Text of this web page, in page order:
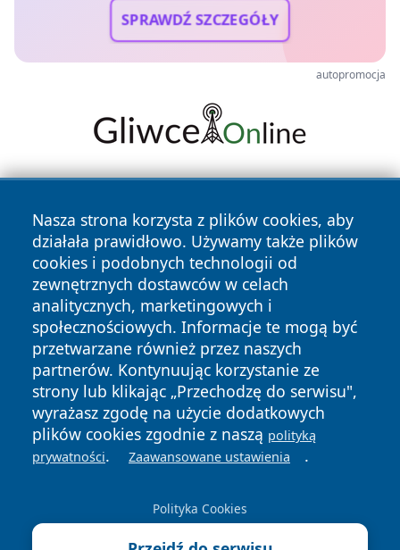
SPRAWDŹ SZCZEGÓŁY
autopromocja
Nasza strona korzysta z plików cookies, aby
działała prawidłowo. Używamy także plików
cookies i podobnych technologii od
zewnętrznych dostawców w celach
analitycznych, marketingowych i
społecznościowych. Informacje te mogą być
przetwarzane również przez naszych
partnerów. Kontynuując korzystanie ze
strony lub klikając „Przechodzę do serwisu",
wyrażasz zgodę na użycie dodatkowych
plików cookies zgodnie z naszą polityką
prywatności. Zaawansowane ustawienia .
Polityka Cookies
Copyright © 2026 raciborski24.pl Wszystkie prawa
zastrzeżone.
News Autorzy
Polityka
Prywatności
Polityka
Cookies